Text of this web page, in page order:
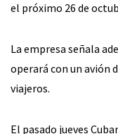
el próximo 26 de
La empresa señala
operará con un avión
viajeros.
El pasado jueves